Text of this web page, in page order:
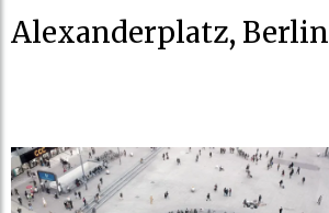
Alexanderplatz, Berlin